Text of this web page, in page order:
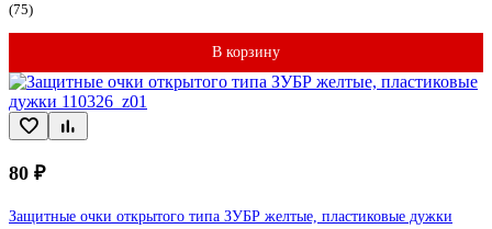
(75)
В корзину
80 ₽
Защитные очки открытого типа ЗУБР желтые, пластиковые дужки